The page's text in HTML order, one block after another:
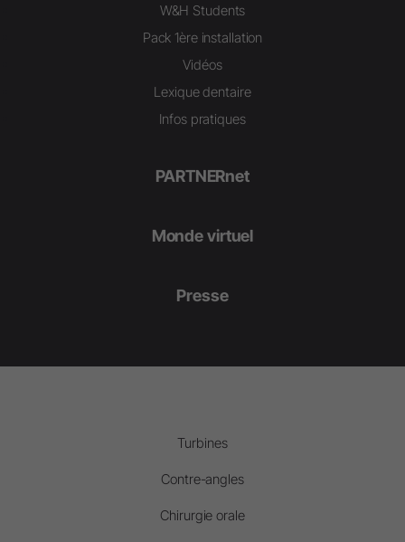
W&H Students
Pack 1ère installation
Vidéos
Lexique dentaire
Infos pratiques
PARTNERnet
Monde virtuel
Presse
Turbines
Contre-angles
Chirurgie orale